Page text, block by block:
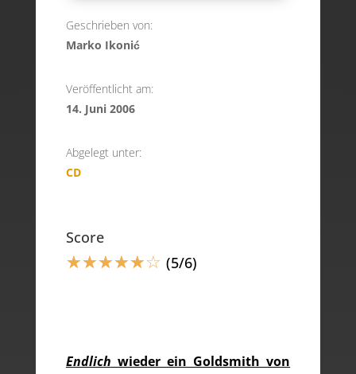
Geschrieben von:
Marko Ikonić
Veröffentlicht am:
14. Juni 2006
Abgelegt unter:
CD
Score
☆☆☆☆☆☆ (5/6)
Endlich wieder ein Goldsmith von